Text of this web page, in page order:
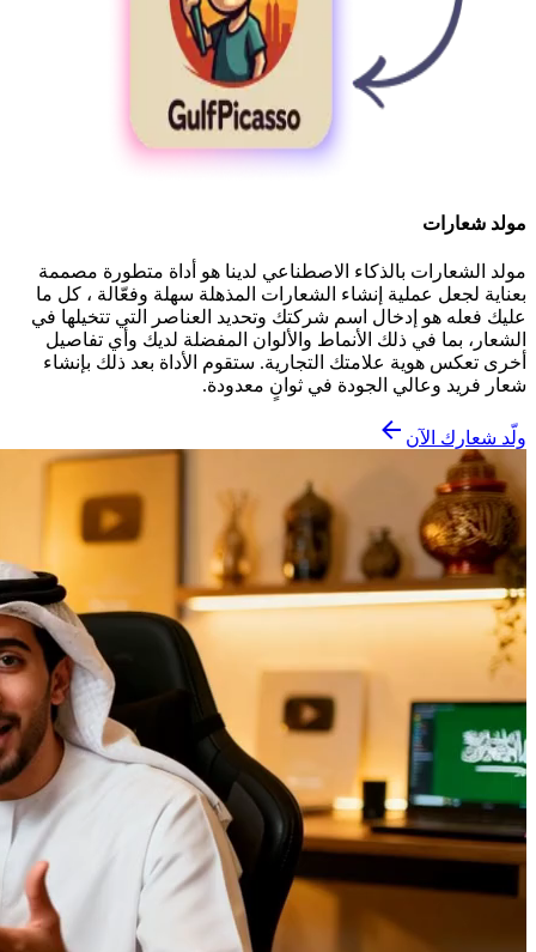
مولد شعارات
مولد الشعارات بالذكاء الاصطناعي لدينا هو أداة متطورة مصممة
بعناية لجعل عملية إنشاء الشعارات المذهلة سهلة وفعّالة ، كل ما
عليك فعله هو إدخال اسم شركتك وتحديد العناصر التي تتخيلها في
الشعار، بما في ذلك الأنماط والألوان المفضلة لديك وأي تفاصيل
أخرى تعكس هوية علامتك التجارية. ستقوم الأداة بعد ذلك بإنشاء
شعار فريد وعالي الجودة في ثوانٍ معدودة.
ولّد شعارك الآن